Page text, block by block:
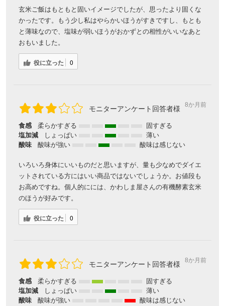
玄米ご飯はもともと固いイメージでしたが、思ったより固くな
かったです。もう少し私はやらかいほうがすきですし、もとも
と薄味なので、塩味が弱いほうがおかずとの相性がいいなあと
おもいました。
役に立った 0
モニターアンケート回答者様 8か月前
食感 柔らかすぎる
固すぎる
塩加減
しょっぱい
薄い
酸味
酸味が強い 酸味は感じない
いろいろ身体にいいものだと思いますが、量も少なめでダイエ
ットされている方にはいい商品ではないでしょうか。お値段も
お高めですね。個人的にには、かわしま屋さんの有機酵素玄米
のほうが好みです。
役に立った 0
モニターアンケート回答者様 8か月前
食感 柔らかすぎる
固すぎる
塩加減
しょっぱい
薄い
酸味
酸味が強い 酸味は感じない